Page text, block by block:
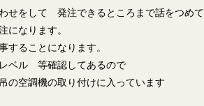
せをして 発注できるところまで話をつめて
なります。
ることになります。
ベル 等確認してあるので
の空調機の取り付けに入っています